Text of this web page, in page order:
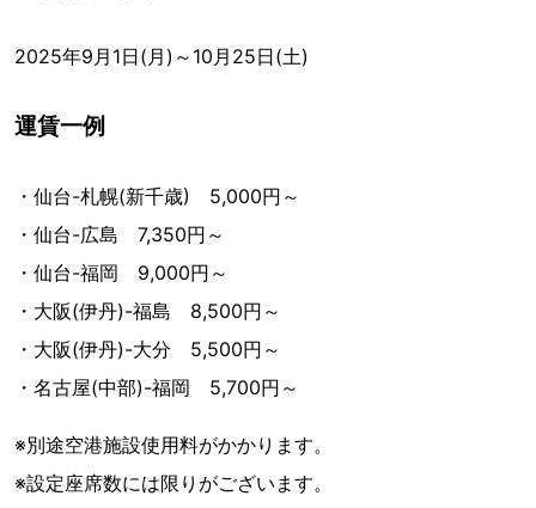
2025年9月1日(月)～10月25日(土)
運賃一例
・仙台-札幌(新千歳) 5,000円～
・仙台-広島 7,350円～
・仙台-福岡 9,000円～
・大阪(伊丹)-福島 8,500円～
・大阪(伊丹)-大分 5,500円～
・名古屋(中部)-福岡 5,700円～
※別途空港施設使用料がかかります。
※設定座席数には限りがございます。